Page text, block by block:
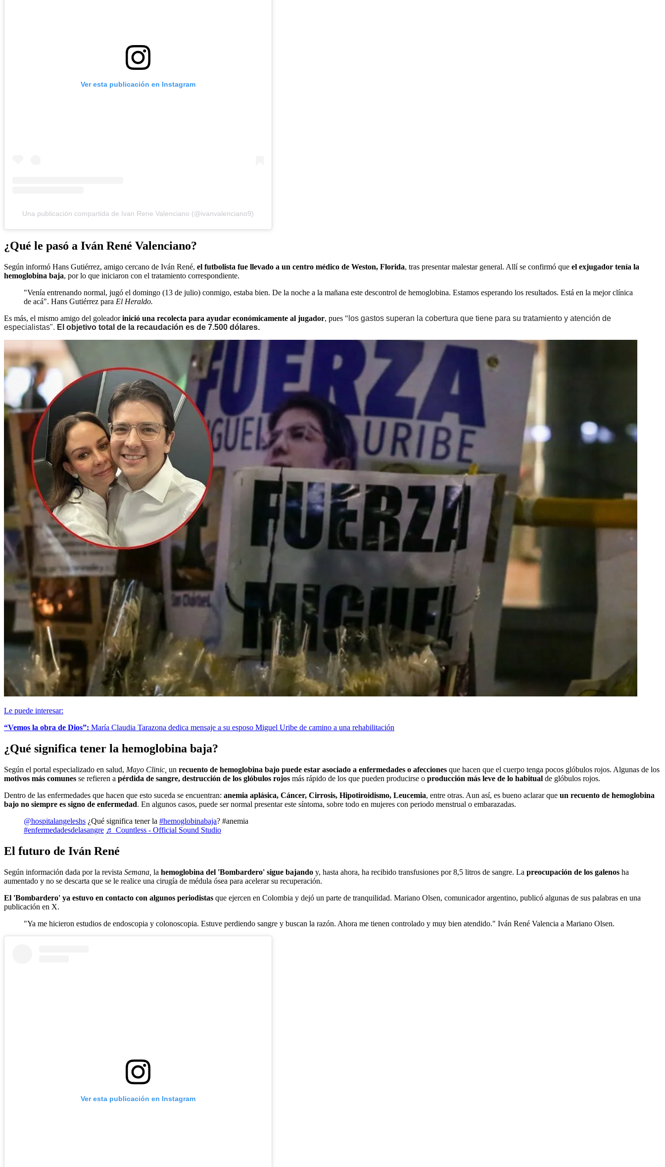
Ver esta publicación en Instagram
Una publicación compartida de Ivan Rene Valenciano (@ivanvalenciano9)
¿Qué le pasó a Iván René Valenciano?
Según informó Hans Gutiérrez, amigo cercano de Iván René, el futbolista fue llevado a un centro médico de Weston, Florida, tras presentar malestar general. Allí se confirmó que el exjugador tenía la
hemoglobina baja, por lo que iniciaron con el tratamiento correspondiente.
"Venía entrenando normal, jugó el domingo (13 de julio) conmigo, estaba bien. De la noche a la mañana este descontrol de hemoglobina. Estamos esperando los resultados. Está en la mejor clínica
de acá". Hans Gutiérrez para El Heraldo.
Es más, el mismo amigo del goleadorinició una recolecta para ayudar económicamente al jugador, pues " los gastos superan la cobertura que tiene para su tratamiento y atención de
especialistas". El objetivo total de la recaudación es de 7.500 dólares.
Le puede interesar:
“Vemos la obra de Dios”: María Claudia Tarazona dedica mensaje a su esposo Miguel Uribe de camino a una rehabilitación
¿Qué significa tener la hemoglobina baja?
Según el portal especializado en salud, Mayo Clinic, un recuento de hemoglobina bajo puede estar asociado a enfermedades o afecciones que hacen que el cuerpo tenga pocos glóbulos rojos. Algunas de los
motivos más comunes se refieren a pérdida de sangre, destrucción de los glóbulos rojos más rápido de los que pueden producirse o producción más leve de lo habitual de glóbulos rojos.
Dentro de las enfermedades que hacen que esto suceda se encuentran: anemia aplásica, Cáncer, Cirrosis, Hipotiroidismo, Leucemia, entre otras. Aun así, es bueno aclarar que un recuento de hemoglobina
bajo no siempre es signo de enfermedad. En algunos casos, puede ser normal presentar este síntoma, sobre todo en mujeres con periodo menstrual o embarazadas.
@hospitalangeleshs ¿Qué significa tener la #hemoglobinabaja? #anemia
#enfermedadesdelasangre ♬ Countless - Official Sound Studio
El futuro de Iván René
Según información dada por la revista Semana, la hemoglobina del 'Bombardero' sigue bajando y, hasta ahora, ha recibido transfusiones por 8,5 litros de sangre. La preocupación de los galenos ha
aumentado y no se descarta que se le realice una cirugía de médula ósea para acelerar su recuperación.
El 'Bombardero' ya estuvo en contacto con algunos periodistas que ejercen en Colombia y dejó un parte de tranquilidad. Mariano Olsen, comunicador argentino, publicó algunas de sus palabras en una
publicación en X.
"Ya me hicieron estudios de endoscopia y colonoscopia. Estuve perdiendo sangre y buscan la razón. Ahora me tienen controlado y muy bien atendido." Iván René Valencia a Mariano Olsen.
Ver esta publicación en Instagram